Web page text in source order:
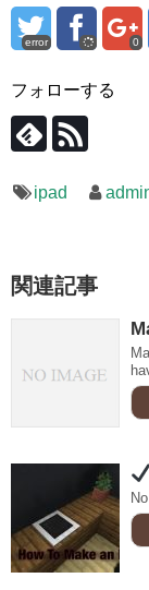
error 0
フォローする
ipad
関連記事